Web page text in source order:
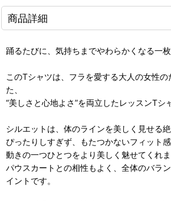
商品詳細
踊るたびに、気持ちまでやわらかくなる一枚
このTシャツは、フラを愛する大人の女性
た、
“美しさと心地よさ”を両立したレッスンTシ
シルエットは、体のラインを美しく見せる絶
ぴったりしすぎず、もたつかないフィット感
動きの一つひとつをより美しく魅せてくれま
パウスカートとの相性もよく、全体のバラ
イントです。